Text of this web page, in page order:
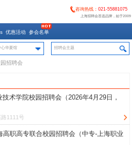
咨询热线： 021-55881075
上海招聘会首选品牌，始于2009
优惠活动 参会名单
心华夏馆
招聘会
术学院校园招聘会（2026年4月29日，
路1111号
高职高专联合校园招聘会（中专-上海职业